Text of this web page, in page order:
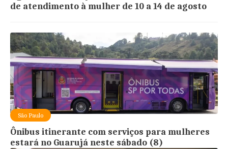
de atendimento à mulher de 10 a 14 de agosto
São Paulo
Ônibus itinerante com serviços para mulheres
estará no Guarujá neste sábado (8)